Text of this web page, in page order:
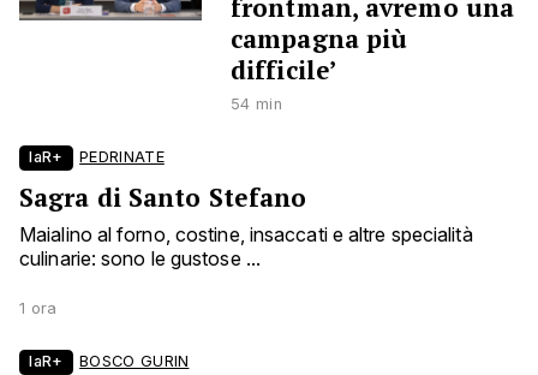
frontman, avremo una
campagna più
difficile’
54 min
laR+ PEDRINATE
Sagra di Santo Stefano
Maialino al forno, costine, insaccati e altre specialità
culinarie: sono le gustose ...
1 ora
laR+ BOSCO GURIN